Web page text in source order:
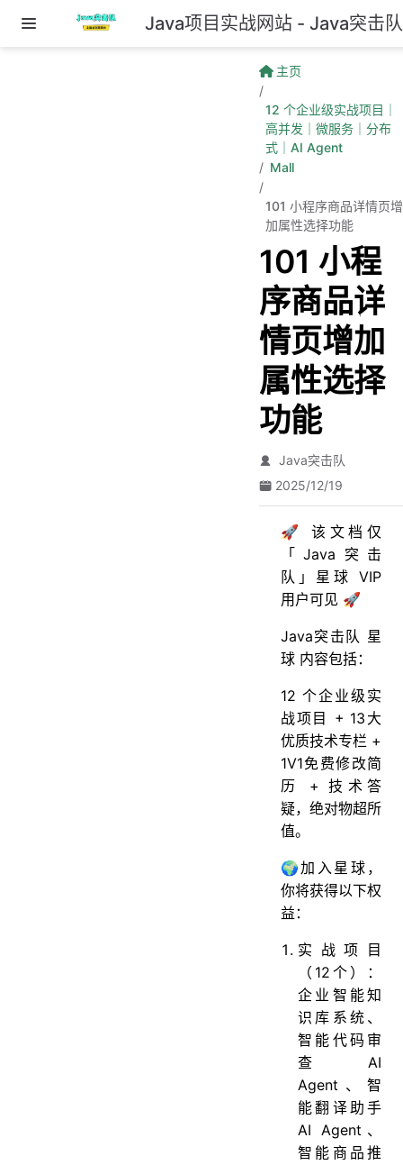
跳至主要內容 Java项目实战网站 - Java突击队
主页
12 个企业级实战项目｜
高并发｜微服务｜分布
式｜AI Agent
Mall
101 小程序商品详情页增
加属性选择功能
101 小程
序商品详
情页增加
属性选择
功能
Java突击队
2025/12/19
🚀 该文档仅
「Java突击
队」星球 VIP
用户可见 🚀
Java突击队 星
球 内容包括：
12 个企业级实
战项目 + 13大
优质技术专栏 +
1V1免费修改简
历 + 技术答
疑，绝对物超所
值。
🌍加入星球，
你将获得以下权
益：
实战项目
（12个）：
企业智能知
识库系统、
智能代码审
查AI
Agent、智
能翻译助手
AI Agent、
智能商品推